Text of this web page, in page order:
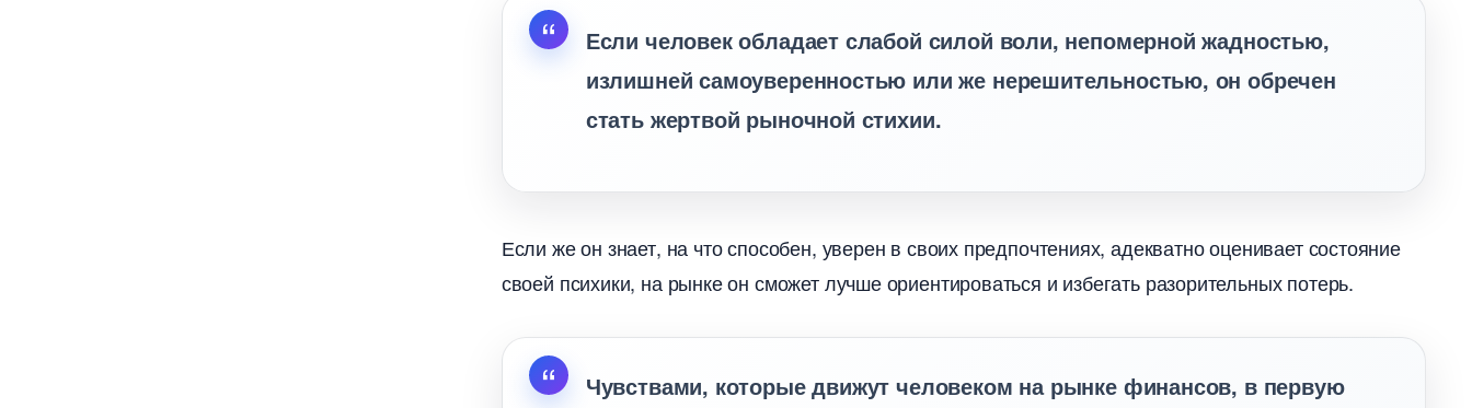
Если человек обладает слабой силой воли, непомерной жадностью,
излишней самоуверенностью или же нерешительностью, он обречен
стать жертвой рыночной стихии.
Если же он знает, на что способен, уверен в своих предпочтениях, адекватно оценивает состояние
своей психики, на рынке он сможет лучше ориентироваться и избегать разорительных потерь.
Чувствами, которые движут человеком на рынке финансов, в первую